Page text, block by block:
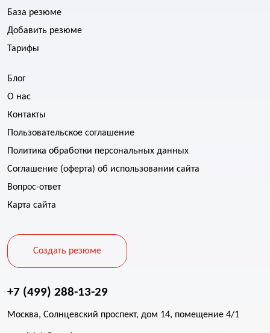
База резюме
Добавить резюме
Тарифы
Блог
О нас
Контакты
Пользовательское соглашение
Политика обработки персональных данных
Соглашение (оферта) об использовании сайта
Вопрос-ответ
Карта сайта
Создать резюме
+7 (499) 288-13-29
Москва, Солнцевский проспект, дом 14, помещение 4/1